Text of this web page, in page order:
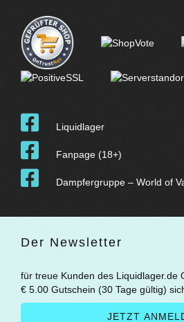
Liquidlager
Fanpage (18+)
Dampfergruppe – World of
Der Newsletter
für treue Kunden des Liquidlager.de
€ 5.00 Gutschein (30 Tage gültig)